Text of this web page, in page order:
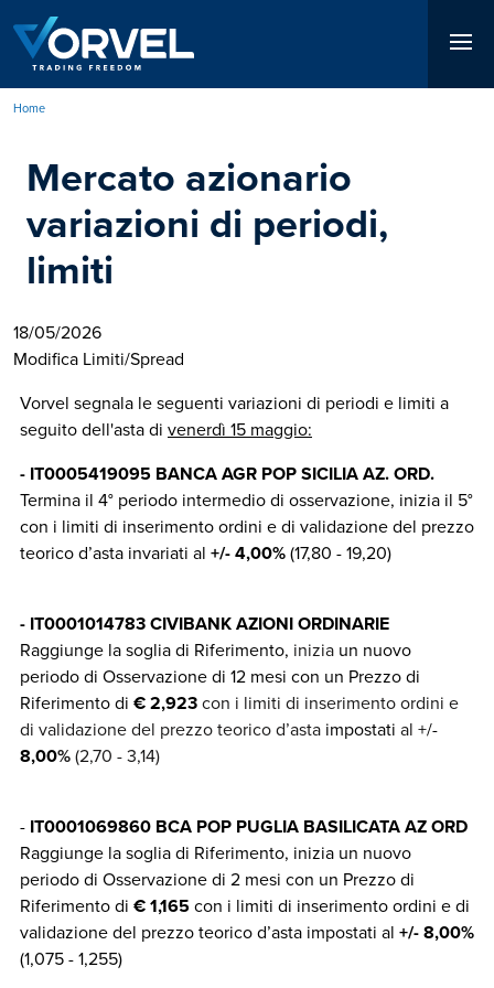
contenuto
principale
di
pane
Home
Mercato azionario
variazioni di periodi,
limiti
18/05/2026
Modifica Limiti/Spread
Vorvel segnala le seguenti variazioni di periodi e limiti a
seguito dell'asta di venerdì 15 maggio:
- IT0005419095 BANCA AGR POP SICILIA AZ. ORD.
Termina il 4° periodo intermedio di osservazione, inizia il 5°
con i limiti di inserimento ordini e di validazione del prezzo
teorico d’asta invariati al +/- 4,00%(17,80 - 19,20)
- IT0001014783 CIVIBANK AZIONI ORDINARIE
Raggiunge la soglia di Riferimento, inizia un nuovo
periodo di Osservazione di 12 mesi con un Prezzo di
Riferimento di €2,923con i limiti di inserimento ordini e
di validazione del prezzo teorico d’asta impostati al +/-
8,00%(2,70 - 3,14)
- IT0001069860 BCA POP PUGLIA BASILICATA AZ ORD
Raggiunge la soglia di Riferimento, inizia un nuovo
periodo di Osservazione di 2 mesi con un Prezzo di
Riferimento di € 1,165con i limiti di inserimento ordini e di
validazione del prezzo teorico d’asta impostati al +/- 8,00%
(1,075 - 1,255)